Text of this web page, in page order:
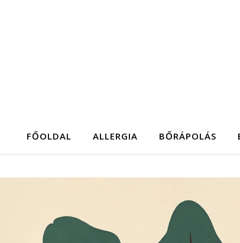
FŐOLDAL ALLERGIA BŐRÁPOLÁS